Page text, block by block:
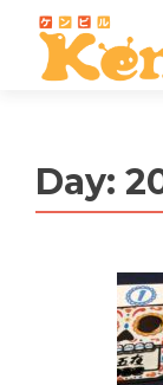
Day: